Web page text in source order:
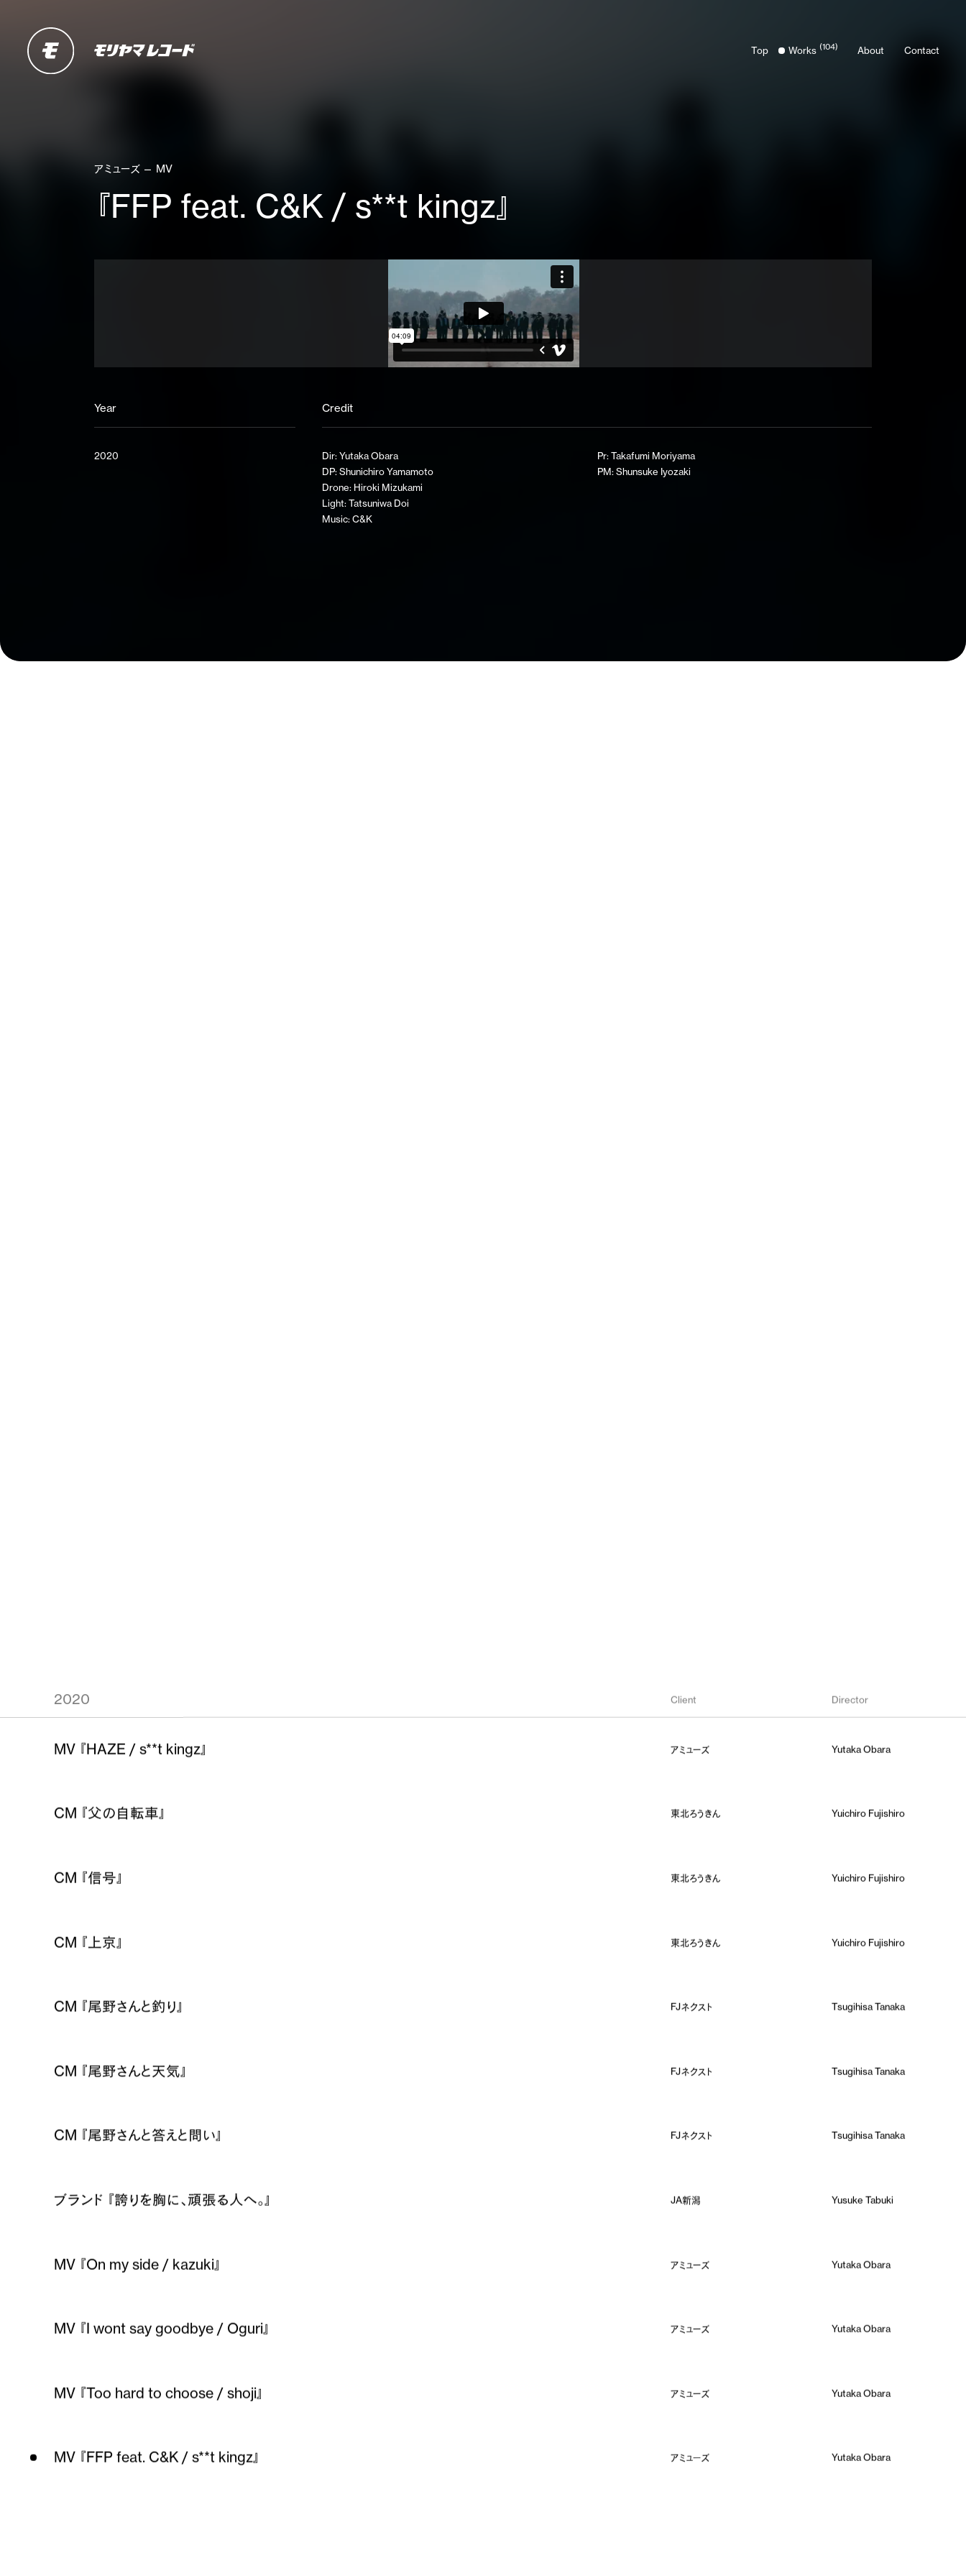
Top Works (104) About Contact
アミューズ — MV
『FFP feat. C&K / s**t kingz』
Year
2020
Credit
Dir: Yutaka Obara
DP: Shunichiro Yamamoto
Drone: Hiroki Mizukami
Light: Tatsuniwa Doi
Music: C&K
Pr: Takafumi Moriyama
PM: Shunsuke Iyozaki
2020 Client Director
MV 『HAZE / s**t kingz』 アミューズ Yutaka Obara
CM 『父の自転車』 東北ろうきん Yuichiro Fujishiro
CM 『信号』 東北ろうきん Yuichiro Fujishiro
CM 『上京』 東北ろうきん Yuichiro Fujishiro
CM 『尾野さんと釣り』 FJネクスト Tsugihisa Tanaka
CM 『尾野さんと天気』 FJネクスト Tsugihisa Tanaka
CM 『尾野さんと答えと問い』 FJネクスト Tsugihisa Tanaka
ブランド 『誇りを胸に、頑張る人へ。』 JA新潟 Yusuke Tabuki
MV 『On my side / kazuki』 アミューズ Yutaka Obara
MV 『I wont say goodbye / Oguri』 アミューズ Yutaka Obara
MV 『Too hard to choose / shoji』 アミューズ Yutaka Obara
MV 『FFP feat. C&K / s**t kingz』 アミューズ Yutaka Obara